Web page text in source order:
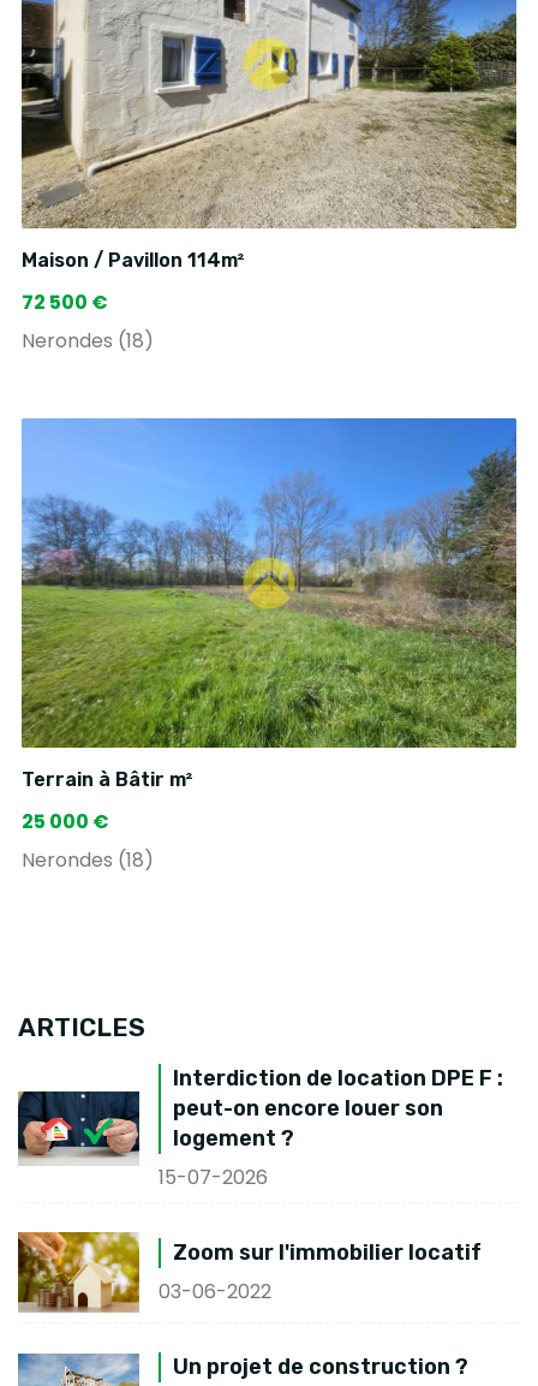
Maison / Pavillon 114m²
72 500 €
Nerondes (18)
Terrain à Bâtir m²
25 000 €
Nerondes (18)
ARTICLES
Interdiction de location DPE F :
peut-on encore louer son
logement ?
15-07-2026
Zoom sur l'immobilier locatif
03-06-2022
Un projet de construction ?